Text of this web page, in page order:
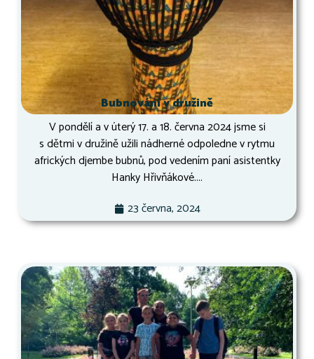
Bubnování v družině
V pondělí a v úterý 17. a 18. června 2024 jsme si
s dětmi v družině užili nádherné odpoledne v rytmu
afrických djembe bubnů, pod vedením paní asistentky
Hanky Hřivňákové....
23 června, 2024